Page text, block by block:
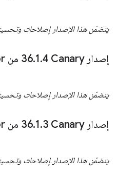
يتضمّن هذا الإصدار إصلاحات
إصدار Canary‏ 36 .1.4 من Android Emulator
يتضمّن هذا الإصدار إصلاحات
إصدار Canary‏ 36 .1.3 من Android Emulator
يتضمّن هذا الإصدار إصلاحات